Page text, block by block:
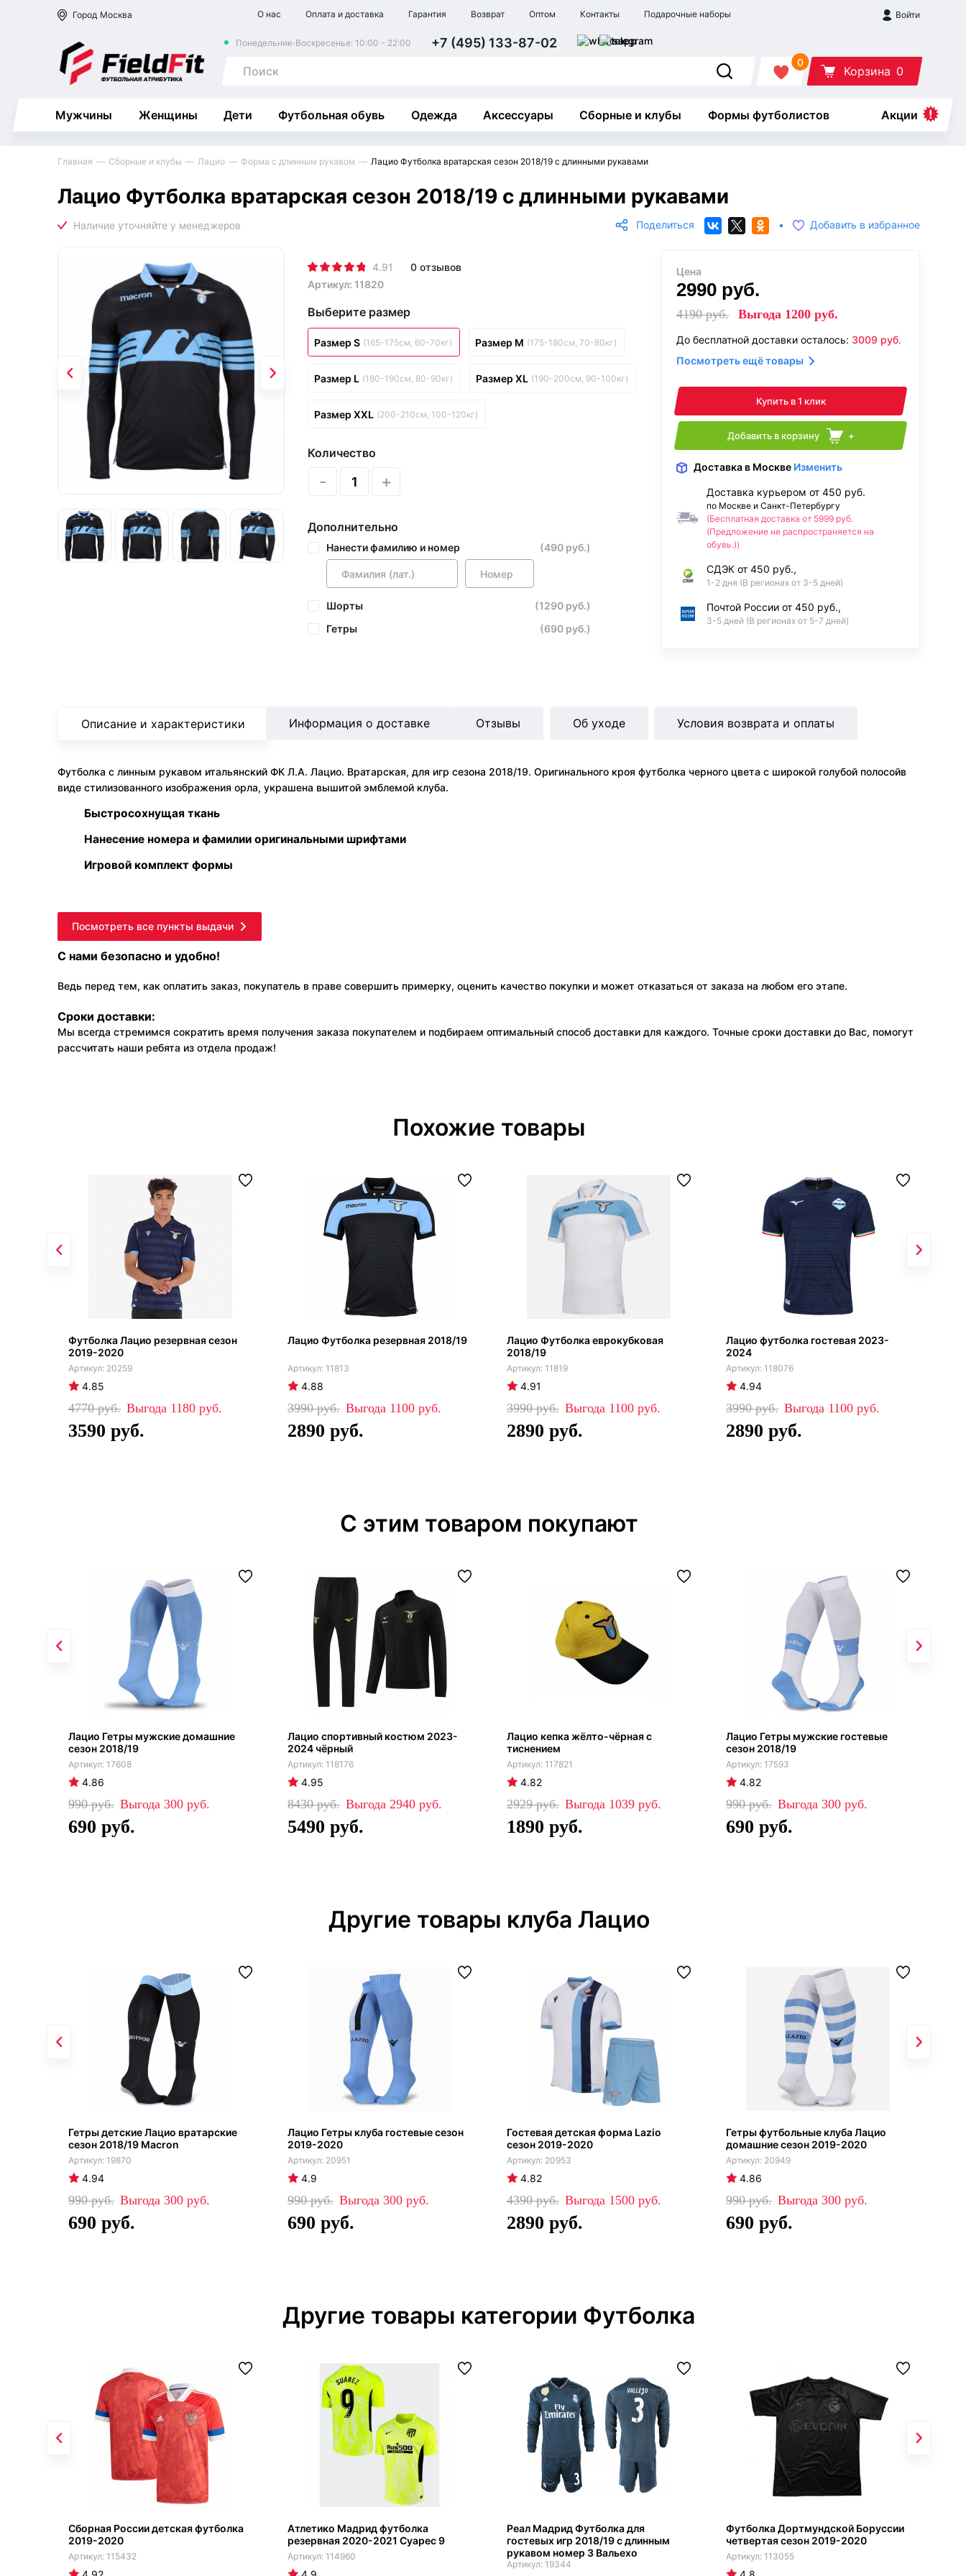
Город Москва О нас Оплата и доставка Гарантия Возврат Оптом Контакты Подарочные наборы Войти
Понедельник-Воскресенье: 10:00 - 22:00 +7 (495) 133-87-02
0
Корзина 0
Мужчины Женщины Дети Футбольная обувь Одежда Аксессуары Сборные и клубы Формы футболистов Акции
Главная Сборные и клубы Лацио Форма с длинным рукавом Лацио Футболка вратарская сезон 2018/19 с длинными рукавами
Лацио Футболка вратарская сезон 2018/19 с длинными рукавами
Поделиться • Добавить в избранное
4.91
0 отзывов
Артикул: 11820
Выберите размер
Размер S (165-175см, 60-70кг) Размер M (175-180см, 70-80кг)
Размер L (180-190см, 80-90кг) Размер XL (190-200см, 90-100кг)
Размер XXL (200-210см, 100-120кг)
Количество
- +
Дополнительно
Нанести фамилию и номер (490 руб.)
Шорты
(1290 руб.)
Гетры
(690 руб.)
Цена
2990 руб.
4190руб. Выгода 1200 руб.
До бесплатной доставки осталось: 3009 руб.
Посмотреть ещё товары
Купить в 1 клик
Добавить в корзину +
Доставка в Москве Изменить
Доставка курьером от 450 руб.
по Москве и Санкт-Петербургу
(Бесплатная доставка от 5999 руб.
(Предложение не распространяется на
обувь.))
СДЭК от 450 руб.,
1-2 дня (В регионах от 3-5 дней)
Почтой России от 450 руб.,
3-5 дней (В регионах от 5-7 дней)
Описание и характеристики
Футболка с линным рукавом итальянский ФК Л.А. Лацио. Вратарская, для игр сезона 2018/19. Оригинального кроя футболка черного цвета с широкой голубой полосойв
виде стилизованного изображения орла, украшена вышитой эмблемой клуба.
Быстросохнущая ткань
Нанесение номера и фамилии оригинальными шрифтами
Игровой комплект формы
Информация о доставке Отзывы Об уходе Условия возврата и оплаты
Посмотреть все пункты выдачи
С нами безопасно и удобно!
Ведь перед тем, как оплатить заказ, покупатель в праве совершить примерку, оценить качество покупки и может отказаться от заказа на любом его этапе.
Сроки доставки:
Мы всегда стремимся сократить время получения заказа покупателем и подбираем оптимальный способ доставки для каждого. Точные сроки доставки до Вас, помогут
рассчитать наши ребята из отдела продаж!
Похожие товары
Футболка Лацио резервная сезон
2019-2020
20259
4.85
4770 1180
3590
Лацио Футболка резервная 2018/19
11813
4.88
3990 1100
2890
Лацио Футболка еврокубковая
2018/19
11819
4.91
3990 1100
2890
Лацио футболка гостевая 2023-
2024
118076
4.94
3990 1100
2890
С этим товаром покупают
Лацио Гетры мужские домашние
сезон 2018/19
17608
4.86
990 300
690
Лацио спортивный костюм 2023-
2024 чёрный
118176
4.95
8430 2940
5490
Лацио кепка жёлто-чёрная с
тиснением
117821
4.82
2929 1039
1890
Лацио Гетры мужские гостевые
сезон 2018/19
17593
4.82
990 300
690
Другие товары клуба Лацио
Гетры детские Лацио вратарские
сезон 2018/19 Macron
19870
4.94
990 300
690
Лацио Гетры клуба гостевые сезон
2019-2020
20951
4.9
990 300
690
Гостевая детская форма Lazio
сезон 2019-2020
20953
4.82
4390 1500
2890
Гетры футбольные клуба Лацио
домашние сезон 2019-2020
20949
4.86
990 300
690
Другие товары категории Футболка
Сборная России детская футболка
2019-2020
115432
Атлетико Мадрид футболка
резервная 2020-2021 Суарес 9
114960
Реал Мадрид Футболка для
гостевых игр 2018/19 с длинным
рукавом номер 3 Вальехо
19344
Футболка Дортмундской Боруссии
четвертая сезон 2019-2020
113055